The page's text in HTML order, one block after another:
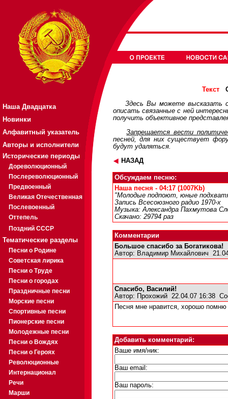
Наша Двадцатка
Новинки
Алфавитный указатель
Авторы и исполнители
Исторические периоды
Дореволюционный
Послереволюционный
Предвоенный
Великая Отечественная
Послевоенный
Оттепель
Поздний СССР
Тематические разделы
Песни о Родине
Советская лирика
Песни о Труде
Песни о городах
Праздничные песни
Морские песни
Спортивные песни
Пионерские песни
Молодежные песни
Песни о Вождях
Песни о Героях
Революционные
Интернационал
Речи
Марши
Текст
Здесь Вы можете высказать
описать связанные с ней
получить объективное
Запрещается вести
песней, для них существует
будут удаляться.
НАЗАД
Обсуждаем песню:
Наша песня - 04:17 (1007Kb)
"Молодые подпоют, юные
Запись Всесоюзного радио 1970-х
Музыка: Александра Пахмутова
Скачано: 29794 раз
Комментарии
Большое спасибо за Богатикова!
Автор: Владимир Михайлович
Спасибо, Василий!
Автор:
Прохожий 22.04.07 16:38
Песня мне нравится, хорошо
Добавить комментарий:
Ваше имя/ник:
Ваш email:
Ваш пароль: